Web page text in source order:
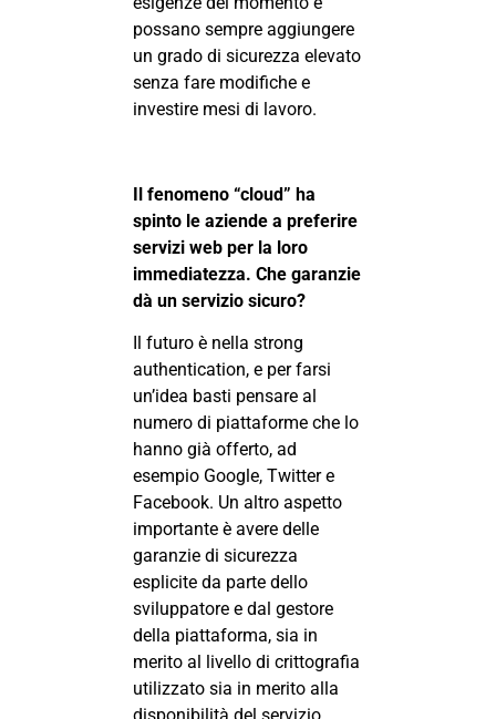
possano sempre aggiungere
un grado di sicurezza elevato
senza fare modifiche e
investire mesi di lavoro.
Il fenomeno “cloud” ha
spinto le aziende a preferire
servizi web per la loro
immediatezza. Che garanzie
dà un servizio sicuro?
Il futuro è nella strong
authentication, e per farsi
un’idea basti pensare al
numero di piattaforme che lo
hanno già offerto, ad
esempio Google, Twitter e
Facebook. Un altro aspetto
importante è avere delle
garanzie di sicurezza
esplicite da parte dello
sviluppatore e dal gestore
della piattaforma, sia in
merito al livello di crittografia
utilizzato sia in merito alla